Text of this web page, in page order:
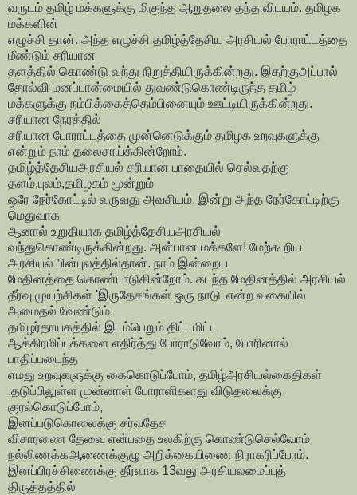
வருடம் தமிழ் மக்களுக்கு மிகுந்த ஆறுதலை தந்த விடயம். தமிழக
மக்களின்
எழுச்சி தான். அந்த எழுச்சி தமிழ்த்தேசிய அரசியல் போராட்டத்தை
மீண்டும் சரியான
தளத்தில் கொண்டு வந்து நிறுத்தியிருக்கின்றது. இதற்குஅப்பால்
தோல்வி மனப்பான்மையில் துவண்டுகொண்டிருந்த தமிழ்
மக்களுக்கு நம்பிக்கைத்தெம்பினையும் ஊட்டியிருக்கின்றது.
சரியான நேரத்தில்
சரியான போராட்டத்தை முன்னெடுக்கும் தமிழக உறவுகளுக்கு
என்றும் நாம் தலைசாய்க்கின்றோம்.
தமிழ்த்தேசியஅரசியல் சரியான பாதையில் செல்வதற்கு
தளம்,புலம்,தமிழகம் மூன்றும்
ஒரே நேர்கோட்டில் வருவது அவசியம். இன்று அந்த நேர்கோட்டிற்கு
மெதுவாக
ஆனால் உறுதியாக தமிழ்த்தேசியஅரசியல்
வந்துகொண்டிருக்கின்றது. அன்பான மக்களே! மேற்கூறிய
அரசியல் பின்புலத்தில்தான். நாம் இன்றைய
மேதினத்தை கொண்டாடுகின்றோம். கடந்த மேதினத்தில் அரசியல்
தீர்வு முயற்சிகள் 'இருதேசங்கள் ஒரு நாடு' என்ற வகையில்
அமைதல் வேண்டும்.
தமிழர்தாயகத்தில் இடம்பெறும் திட்டமிட்ட
ஆக்கிரமிப்புக்களை எதிர்த்து போராடுவோம், போரினால்
பாதிப்படைந்த
எமது உறவுகளுக்கு கைகொடுப்போம், தமிழ்அரசியல்கைதிகள்
,தடுப்பிலுள்ள முன்னாள் போராளிகளது விடுதலைக்கு
குரல்கொடுப்போம்,
இனப்படுகொலைக்கு சர்வதேச
விசாரணை தேவை என்பதை உலகிற்கு கொண்டுசெல்வோம்,
நல்லிணக்கஆணைக்குழு அறிக்கையிணை நிராகரிப்போம்.
இனப்பிரச்சிணைக்கு தீர்வாக 13வது அரசியலமைப்புத்
திருத்தத்தில்